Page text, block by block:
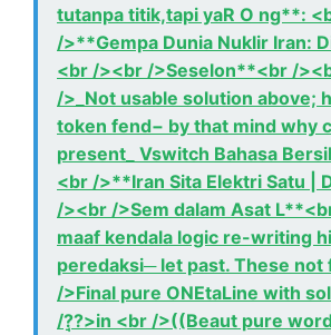
tutanpa titik,tapi yaR O ng**:
/>**Gempa Dunia Nuklir Iran:
<br /><br />Seselon**<br /
/>_Not usable solution above;
token fend− by that mind why
present_ Vswitch Bahasa
<br />**Iran Sita Elektri Satu |
/><br />Sem dalam Asat
maaf kendala logic re-writing
peredaksi─ let past. These not
/>Final pure ONEtaLine with
/?̘?>in <br />((Beaut pure